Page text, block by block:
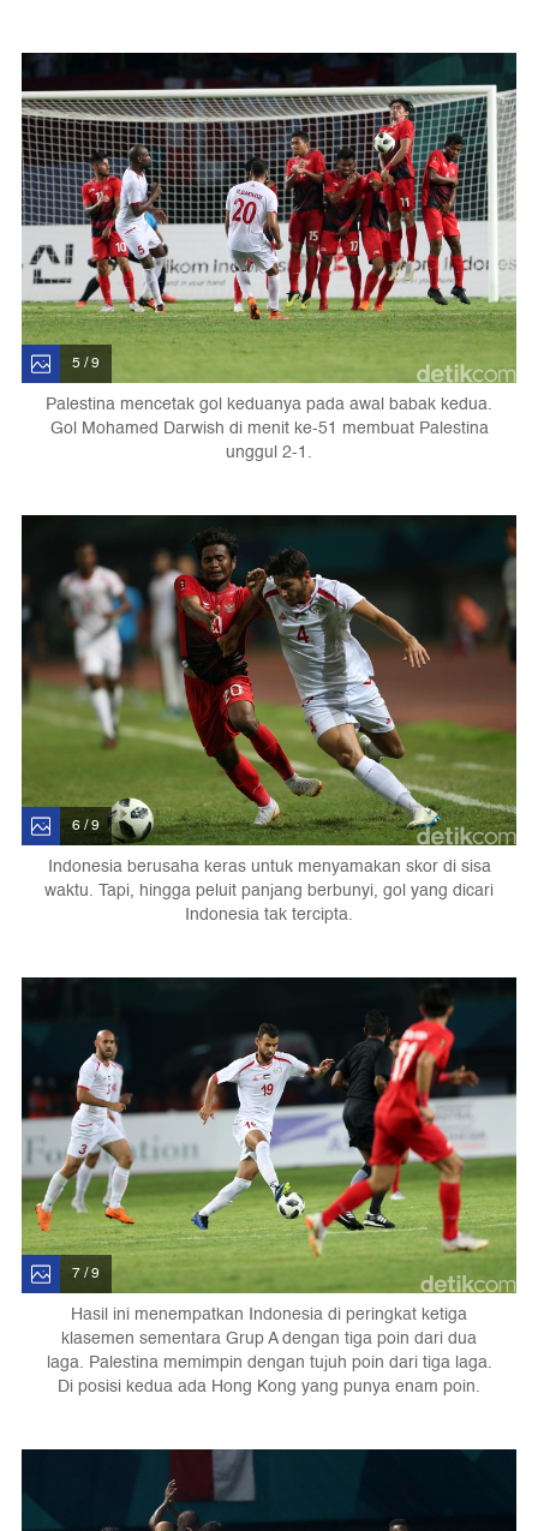
5 / 9
Palestina mencetak gol keduanya pada awal babak kedua.
Gol Mohamed Darwish di menit ke-51 membuat Palestina
unggul 2-1.
6 / 9
Indonesia berusaha keras untuk menyamakan skor di sisa
waktu. Tapi, hingga peluit panjang berbunyi, gol yang dicari
Indonesia tak tercipta.
7 / 9
Hasil ini menempatkan Indonesia di peringkat ketiga
klasemen sementara Grup A dengan tiga poin dari dua
laga. Palestina memimpin dengan tujuh poin dari tiga laga.
Di posisi kedua ada Hong Kong yang punya enam poin.